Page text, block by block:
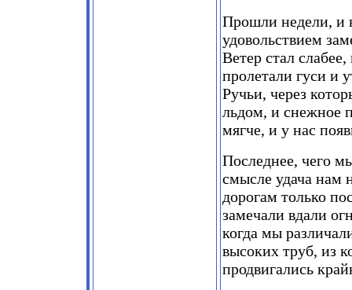
Прошли недели, и
удовольствием
Ветер стал
пролетали гуси и
Ручьи, через
льдом, и снежное
мягче, и у нас
Последнее, чего
смысле удача нам
дорогам только
замечали вдали
когда мы
высоких труб, из
продвигались